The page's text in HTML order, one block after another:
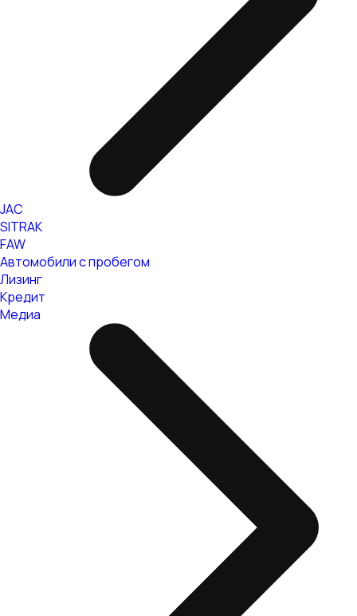
JAC
SITRAK
FAW
Автомобили с пробегом
Лизинг
Кредит
Медиа